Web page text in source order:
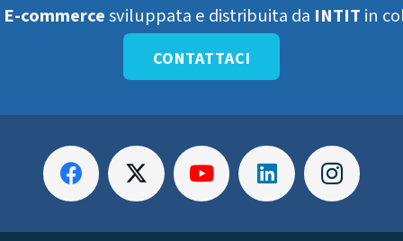
E-commercesviluppata e distribuita da INTIT in
CONTATTACI